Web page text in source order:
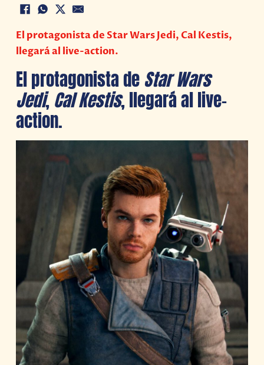
El protagonista de Star Wars Jedi, Cal Kestis,
llegará al live-action.
El protagonista de Star Wars
Jedi, Cal Kestis, llegará al live-
action.